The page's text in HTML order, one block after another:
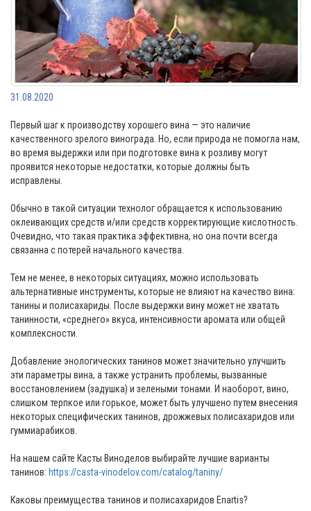
31.08.2020
Первый шаг к производству хорошего вина — это наличие
качественного зрелого винограда. Но, если природа не помогла нам,
во время выдержки или при подготовке вина к розливу могут
проявится некоторые недостатки, которые должны быть
исправлены.
Обычно в такой ситуации технолог обращается к использованию
оклеивающих средств и/или средств корректирующие кислотность.
Очевидно, что такая практика эффективна, но она почти всегда
связанна с потерей начального качества.
Тем не менее, в некоторых ситуациях, можно использовать
альтернативные инструменты, которые не влияют на качество вина:
танины и полисахариды. После выдержки вину может не хватать
танинности, «среднего» вкуса, интенсивности аромата или общей
комплексности.
Добавление энологических танинов может значительно улучшить
эти параметры вина, а также устранить проблемы, вызванные
восстановлением (задушка) и зелеными тонами. И наоборот, вино,
слишком терпкое или горькое, может быть улучшено путем внесения
некоторых специфических танинов, дрожжевых полисахаридов или
гуммиарабиков.
На нашем сайте Касты Виноделов выбирайте лучшие варианты
танинов: https://casta-vinodelov.com/catalog/taniny/
Каковы преимущества танинов и полисахаридов Enartis?